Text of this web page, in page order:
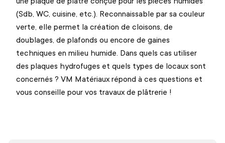
(Sdb, WC, cuisine, etc.). Reconnaissable par sa couleur
verte, elle permet la création de cloisons, de
doublages, de plafonds ou encore de gaines
techniques en milieu humide. Dans quels cas utiliser
des plaques hydrofuges et quels types de locaux sont
concernés ? VM Matériaux répond à ces questions et
vous conseille pour vos travaux de plâtrerie !